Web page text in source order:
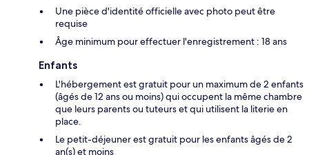
Une pièce d'identité officielle avec photo peut être
requise
Âge minimum pour effectuer l'enregistrement : 18 ans
Enfants
L'hébergement est gratuit pour un maximum de 2 enfants
(âgés de 12 ans ou moins) qui occupent la même chambre
que leurs parents ou tuteurs et qui utilisent la literie en
place.
Le petit-déjeuner est gratuit pour les enfants âgés de 2
an(s) et moins